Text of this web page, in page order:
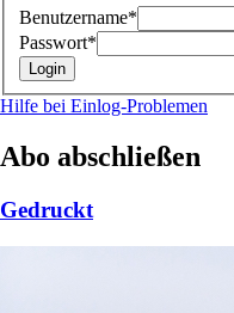
Benutzername*
Passwort*
Hilfe bei Einlog-Problemen
Abo abschließen
Gedruckt